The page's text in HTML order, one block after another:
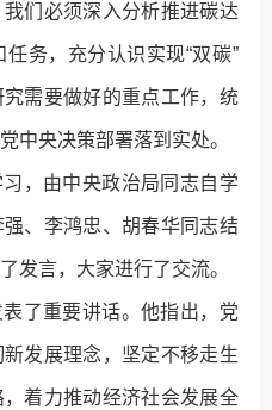
们必须深入分析推进碳达
务，充分认识实现“双碳”
需要做好的重点工作，统
中央决策部署落到实处。
，由中央政治局同志自学
、李鸿忠、胡春华同志结
发言，大家进行了交流。
了重要讲话。他指出，党
发展理念，坚定不移走生
着力推动经济社会发展全